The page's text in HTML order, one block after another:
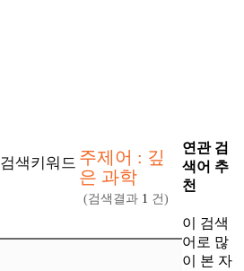
검색키워드 주제어 : 깊
은 과학
(검색결과 1 건)
연관 검
색어 추
천
이 검색
어로 많
이 본 자